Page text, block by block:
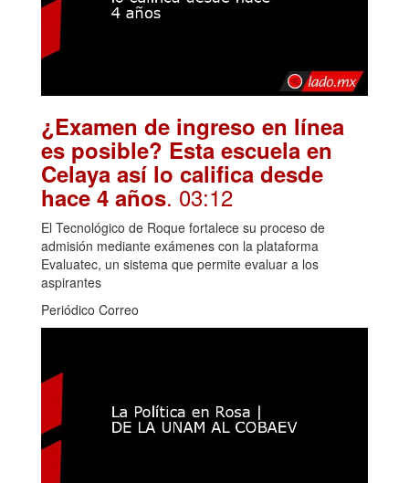
¿Examen de ingreso en línea
es posible? Esta escuela en
Celaya así lo califica desde
hace 4 años. 03:12
El Tecnológico de Roque fortalece su proceso de
admisión mediante exámenes con la plataforma
Evaluatec, un sistema que permite evaluar a los
aspirantes
Periódico Correo